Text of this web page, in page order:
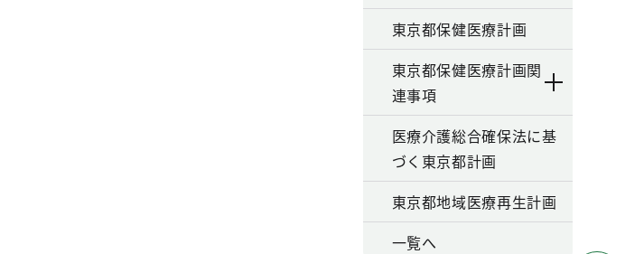
東京都保健医療計画
東京都保健医療計画関
連事項
医療介護総合確保法に基
づく東京都計画
東京都地域医療再生計画
一覧へ